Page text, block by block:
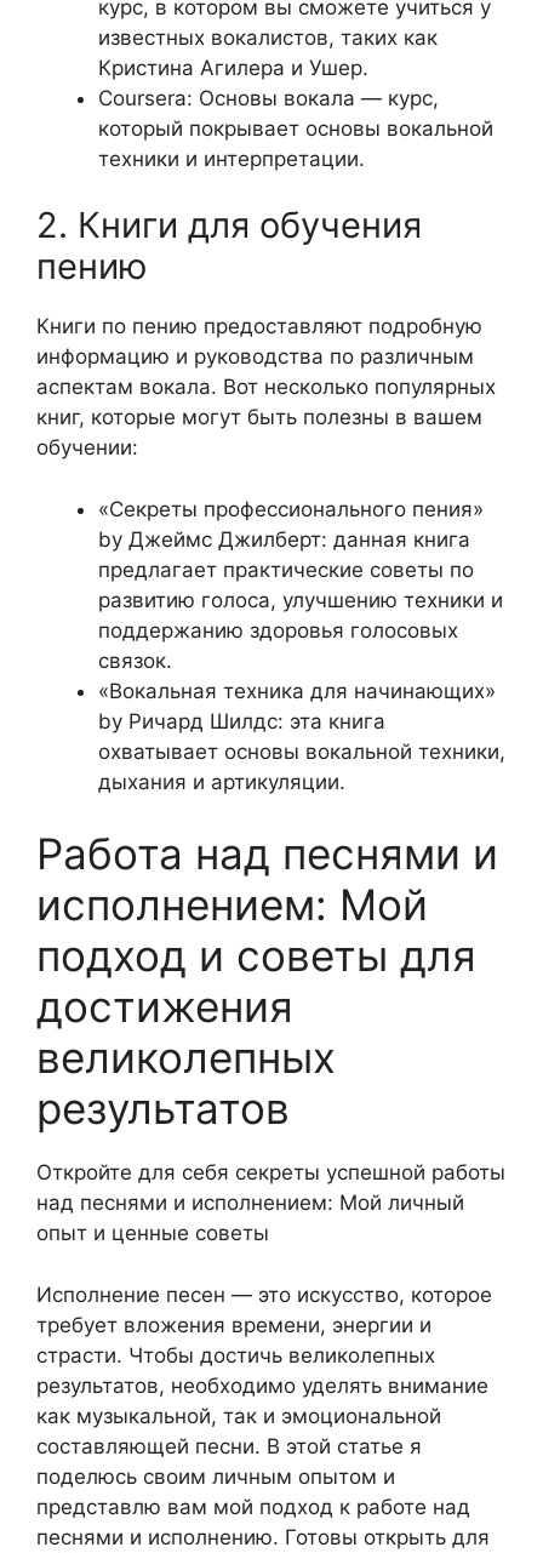
курс, в котором вы сможете учиться у
известных вокалистов, таких как
Кристина Агилера и Ушер.
Coursera: Основы вокала — курс,
который покрывает основы вокальной
техники и интерпретации.
2. Книги для обучения
пению
Книги по пению предоставляют подробную
информацию и руководства по различным
аспектам вокала. Вот несколько популярных
книг, которые могут быть полезны в вашем
обучении:
«Секреты профессионального пения»
by Джеймс Джилберт: данная книга
предлагает практические советы по
развитию голоса, улучшению техники и
поддержанию здоровья голосовых
связок.
«Вокальная техника для начинающих»
by Ричард Шилдс: эта книга
охватывает основы вокальной техники,
дыхания и артикуляции.
Работа над песнями и
исполнением: Мой
подход и советы для
достижения
великолепных
результатов
Откройте для себя секреты успешной работы
над песнями и исполнением: Мой личный
опыт и ценные советы
Исполнение песен — это искусство, которое
требует вложения времени, энергии и
страсти. Чтобы достичь великолепных
результатов, необходимо уделять внимание
как музыкальной, так и эмоциональной
составляющей песни. В этой статье я
поделюсь своим личным опытом и
представлю вам мой подход к работе над
песнями и исполнению. Готовы открыть для